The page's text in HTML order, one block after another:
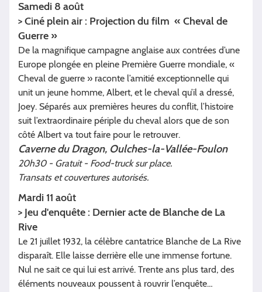
Samedi 8 août
> Ciné plein air : Projection du film « Cheval de
Guerre »
De la magnifique campagne anglaise aux contrées d’une
Europe plongée en pleine Première Guerre mondiale, «
Cheval de guerre » raconte l’amitié exceptionnelle qui
unit un jeune homme, Albert, et le cheval qu’il a dressé,
Joey. Séparés aux premières heures du conflit, l’histoire
suit l’extraordinaire périple du cheval alors que de son
côté Albert va tout faire pour le retrouver.
Caverne du Dragon, Oulches-la-Vallée-Foulon
20h30 - Gratuit - Food-truck sur place.
Transats et couvertures autorisés.
Mardi 11 août
> Jeu d'enquête : Dernier acte de Blanche de La
Rive
Le 21 juillet 1932, la célèbre cantatrice Blanche de La Rive
disparaît. Elle laisse derrière elle une immense fortune.
Nul ne sait ce qui lui est arrivé. Trente ans plus tard, des
éléments nouveaux poussent à rouvrir l’enquête…